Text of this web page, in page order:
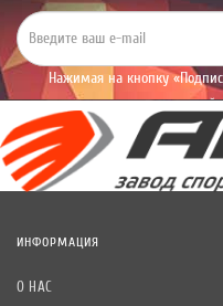
Нажимая на кнопку
уведомлений
ИНФОРМАЦИЯ
О НАС